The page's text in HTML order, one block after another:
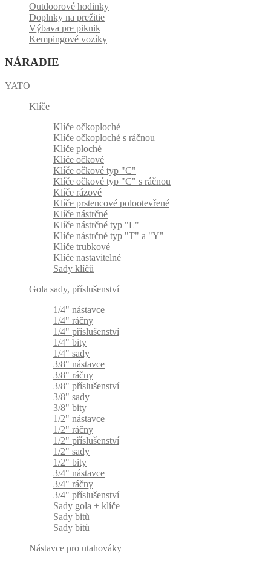
Outdoorové hodinky
Doplnky na prežitie
Výbava pre piknik
Kempingové vozíky
NÁRADIE
YATO
Klíče
Klíče očkoploché
Klíče očkoploché s ráčnou
Klíče ploché
Klíče očkové
Klíče očkové typ "C"
Klíče očkové typ "C" s ráčnou
Klíče rázové
Klíče prstencové polootevřené
Klíče nástrčné
Klíče nástrčné typ "L"
Klíče nástrčné typ "T" a "Y"
Klíče trubkové
Klíče nastavitelné
Sady klíčů
Gola sady, příslušenství
1/4" nástavce
1/4" ráčny
1/4" příslušenství
1/4" bity
1/4" sady
3/8" nástavce
3/8" ráčny
3/8" příslušenství
3/8" sady
3/8" bity
1/2" nástavce
1/2" ráčny
1/2" příslušenství
1/2" sady
1/2" bity
3/4" nástavce
3/4" ráčny
3/4" příslušenství
Sady gola + klíče
Sady bitů
Sady bitů
Nástavce pro utahováky